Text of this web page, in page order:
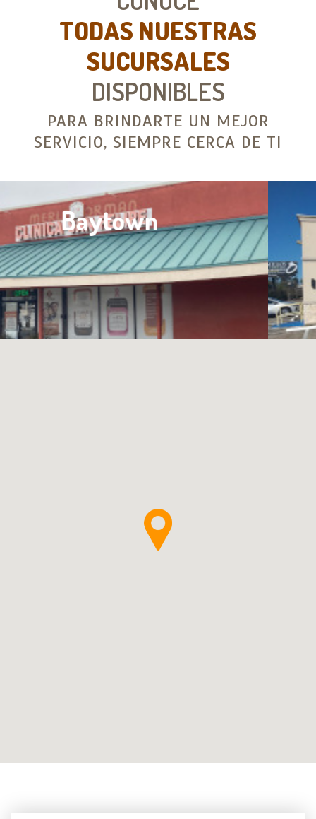
TODAS NUESTRAS
SUCURSALES
DISPONIBLES
PARA BRINDARTE UN MEJOR
SERVICIO, SIEMPRE CERCA DE TI
Conroe